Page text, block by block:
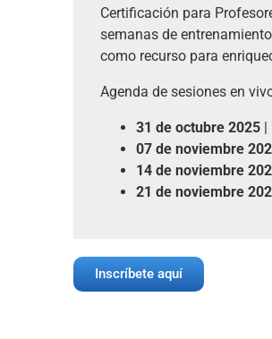
Certificación para
semanas de
como recurso para
Agenda de sesiones en
31 de octubre 2025 |
07 de noviembre
14 de noviembre
21 de noviembre
Inscríbete aquí